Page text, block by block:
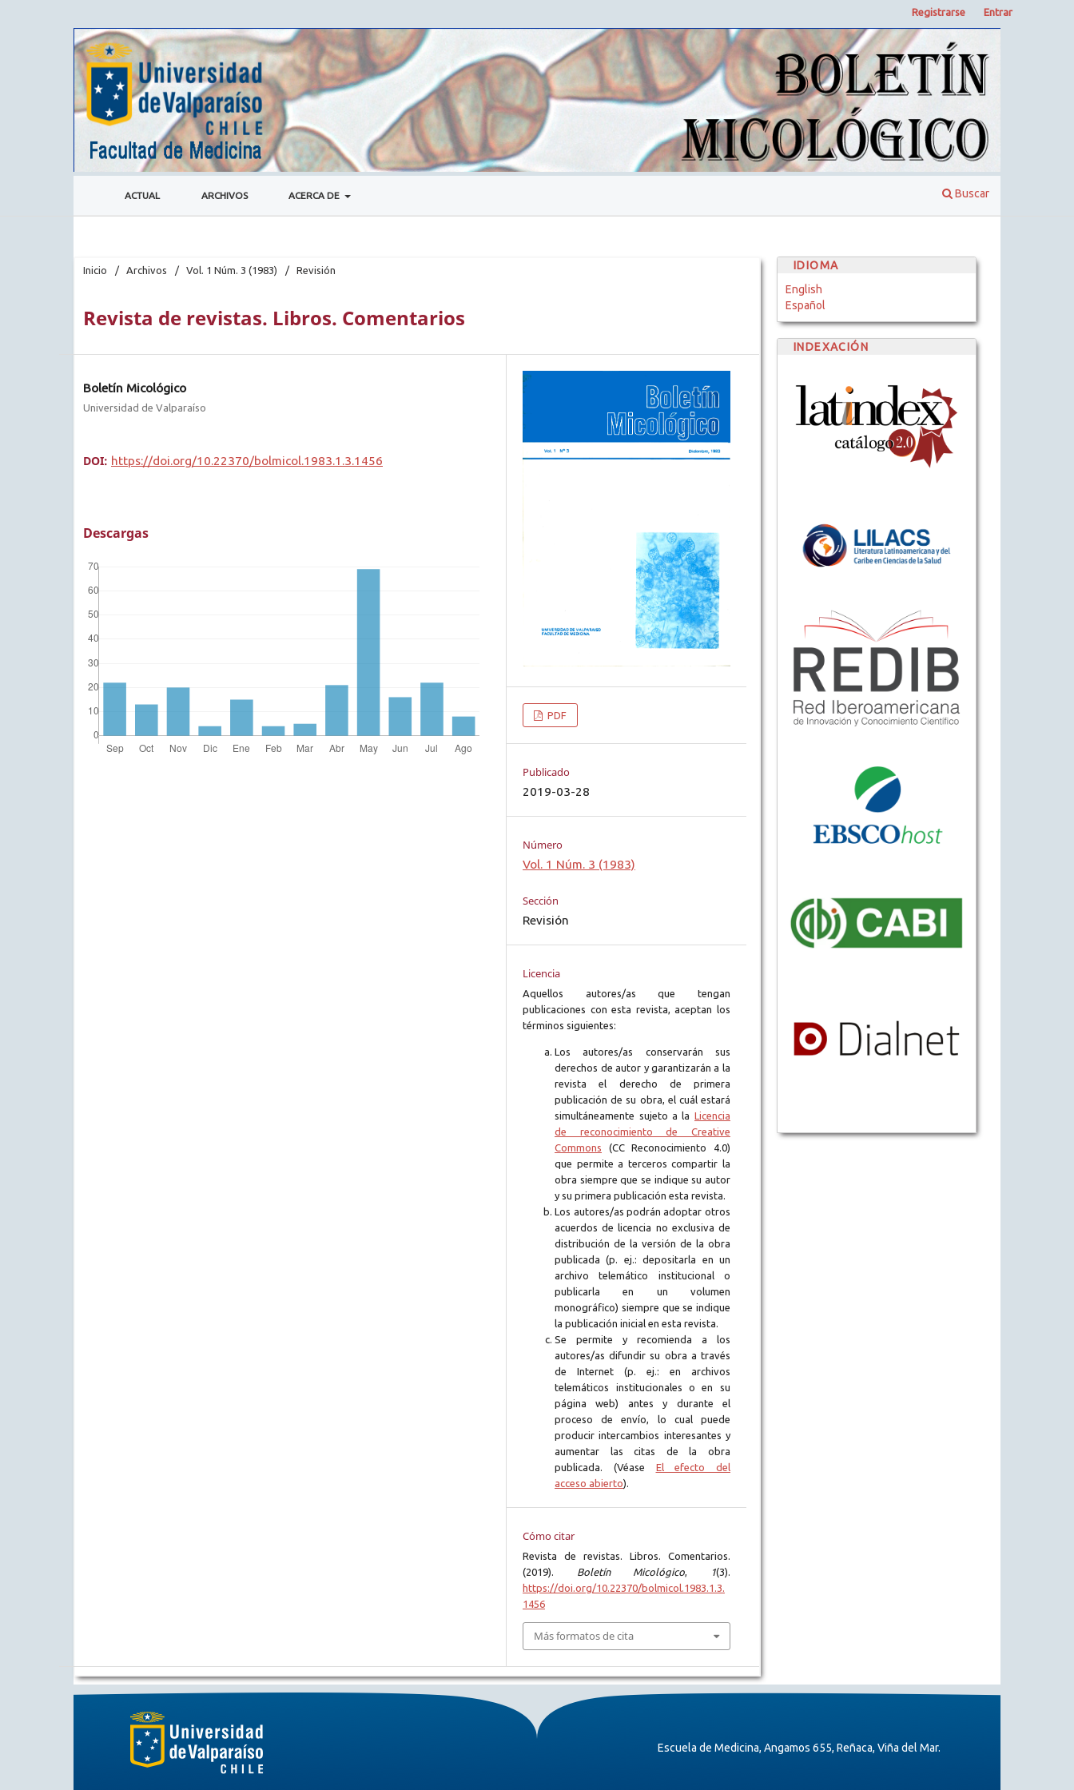
ACTUAL ARCHIVOS ACERCA DE Buscar
Registrarse Entrar
Inicio / Archivos / Vol. 1 Núm. 3 (1983) / Revisión
Revista de revistas. Libros. Comentarios
Boletín Micológico
Universidad de Valparaíso
DOI: https://doi.org/10.22370/bolmicol.1983.1.3.1456
Descargas
PDF
Publicado
2019-03-28
Número
Vol. 1 Núm. 3 (1983)
Sección
Revisión
Licencia
Aquellos autores/as que tengan
publicaciones con esta revista, aceptan los
términos siguientes:
Los autores/as conservarán sus
derechos de autor y garantizarán a la
revista el derecho de primera
publicación de su obra, el cuál estará
simultáneamente sujeto a la Licencia
de reconocimiento de Creative
Commons (CC Reconocimiento 4.0)
que permite a terceros compartir la
obra siempre que se indique su autor
y su primera publicación esta revista.
Los autores/as podrán adoptar otros
acuerdos de licencia no exclusiva de
distribución de la versión de la obra
publicada (p. ej.: depositarla en un
archivo telemático institucional o
publicarla en un volumen
monográfico) siempre que se indique
la publicación inicial en esta revista.
Se permite y recomienda a los
autores/as difundir su obra a través
de Internet (p. ej.: en archivos
telemáticos institucionales o en su
página web) antes y durante el
proceso de envío, lo cual puede
producir intercambios interesantes y
aumentar las citas de la obra
publicada. (Véase El efecto del
acceso abierto).
Cómo citar
Revista de revistas. Libros. Comentarios.
(2019). Boletín Micológico, 1(3).
https://doi.org/10.22370/bolmicol.1983.1.3.
1456
Más formatos de cita
IDIOMA
English
Español
INDEXACIÓN
Escuela de Medicina, Angamos 655, Reñaca, Viña del Mar.